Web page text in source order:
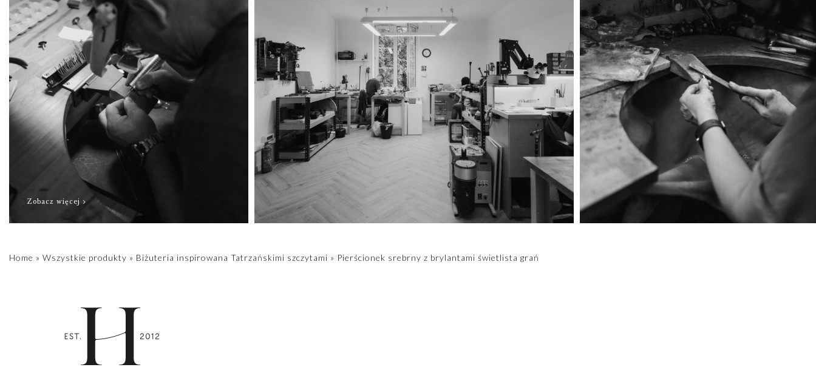
Zobacz więcej
Home » Wszystkie produkty » Biżuteria inspirowana Tatrzańskimi szczytami » Pierścionek srebrny z brylantami świetlista grań